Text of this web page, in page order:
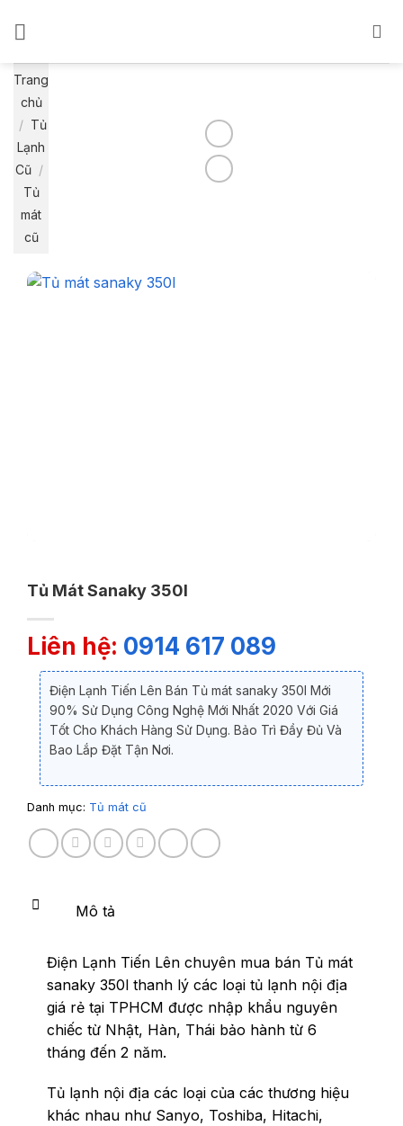
dungTrang
chủ
/ Tủ
Lạnh
Cũ /
Tủ
mát
cũ
Tủ Mát Sanaky 350l
Liên hệ: 0914 617 089
Điện Lạnh Tiến Lên Bán Tủ mát sanaky 350l Mới
90% Sử Dụng Công Nghệ Mới Nhất 2020 Với Giá
Tốt Cho Khách Hàng Sử Dụng. Bảo Trì Đầy Đủ Và
Bao Lắp Đặt Tận Nơi.
Danh mục: Tủ mát cũ
Mô tả
Điện Lạnh Tiến Lên chuyên mua bán Tủ mát
sanaky 350l thanh lý các loại tủ lạnh nội địa
giá rẻ tại TPHCM được nhập khẩu nguyên
chiếc từ Nhật, Hàn, Thái bảo hành từ 6
tháng đến 2 năm.
Tủ lạnh nội địa các loại của các thương hiệu
khác nhau như Sanyo, Toshiba, Hitachi,